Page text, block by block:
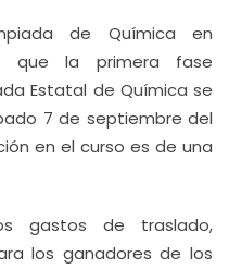
de Química en
que la primera fase
Estatal de Química se
7 de septiembre del
en el curso es de una
gastos de traslado,
los ganadores de los